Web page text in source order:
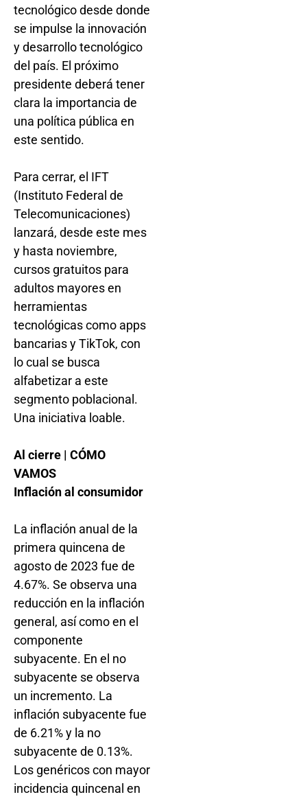
tecnológico desde donde
se impulse la innovación
y desarrollo tecnológico
del país. El próximo
presidente deberá tener
clara la importancia de
una política pública en
este sentido.
Para cerrar, el IFT
(Instituto Federal de
Telecomunicaciones)
lanzará, desde este mes
y hasta noviembre,
cursos gratuitos para
adultos mayores en
herramientas
tecnológicas como apps
bancarias y TikTok, con
lo cual se busca
alfabetizar a este
segmento poblacional.
Una iniciativa loable.
Al cierre | CÓMO
VAMOS
Inflación al consumidor
La inflación anual de la
primera quincena de
agosto de 2023 fue de
4.67%. Se observa una
reducción en la inflación
general, así como en el
componente
subyacente. En el no
subyacente se observa
un incremento. La
inflación subyacente fue
de 6.21% y la no
subyacente de 0.13%.
Los genéricos con mayor
incidencia quincenal en